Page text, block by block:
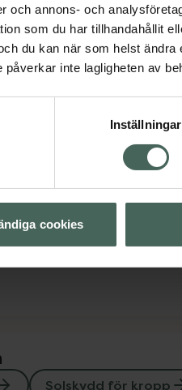
och annons- och
som du har tillhandahållit
du kan när som helst
inte lagligheten av
Inställningar
cookies
för kropp
Solskydd för kropp